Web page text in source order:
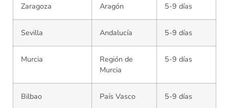
Zaragoza Aragón 5-9 días
Sevilla Andalucía 5-9 días
Murcia
Región de
Murcia
5-9 días
Bilbao País Vasco 5-9 días